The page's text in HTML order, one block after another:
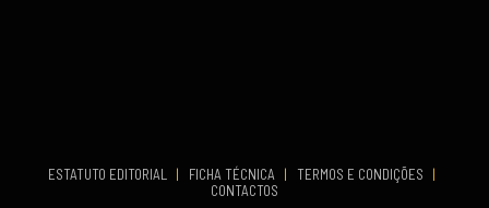
ESTATUTO EDITORIAL | FICHA TÉCNICA | TERMOS E CONDIÇÕES
|
CONTACTOS